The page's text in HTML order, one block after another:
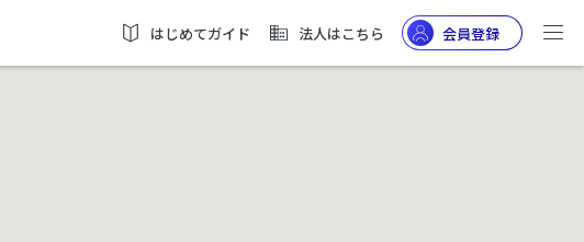
はじめてガイド 法人はこちら 会員登録